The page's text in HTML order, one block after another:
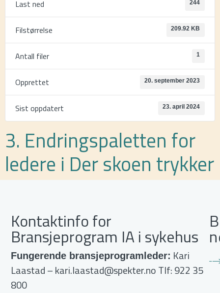
Last ned 244
Filstørrelse 209.92 KB
Antall filer 1
Opprettet 20. september 2023
Sist oppdatert 23. april 2024
3. Endringspaletten for
ledere i Der skoen trykker
Kontaktinfo for
Bransjeprogram IA i sykehus
Fungerende bransjeprogramleder: Kari
Laastad –kari.laastad@spekter.noTlf: 922 35
800